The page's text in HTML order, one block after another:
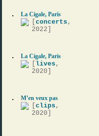
La Cigale, Paris
[concerts ,
2022]
La Cigale, Paris
lives ,
2020]
M’en veux pas
[clips ,
2020]